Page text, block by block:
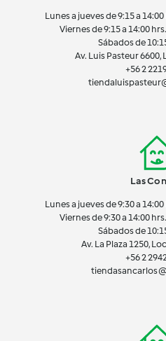
Lunes a jueves de 9:15 a
Viernes de 9:15 a 14:00
Sábados de
Av. Luis Pasteur 6600,
+56 2
Las
Lunes a jueves de 9:30 a
Viernes de 9:30 a 14:00
Sábados de
Av. La Plaza 1250,
+56 2